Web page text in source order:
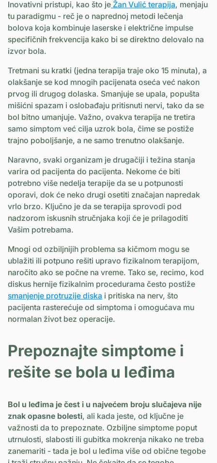
Inovativni pristupi, kao što je Žan Vulić terapija, menjaju
tu paradigmu - reč je o naprednoj metodi lečenja
bolova koja kombinuje laserske i električne impulse
specifičnih frekvencija kako bi se direktno delovalo na
izvor bola.
Tretmani su kratki (jedna terapija traje oko 15 minuta), a
olakšanje se kod mnogih pacijenata oseća već nakon
prvog ili drugog dolaska. Smanjuje se upala, popušta
mišićni spazam i oslobađaju pritisnuti nervi, tako da se
bol bitno umanjuje. Važno, ovakva terapija ne tretira
samo simptom već cilja uzrok bola, čime se postiže
trajno poboljšanje, a ne samo trenutno olakšanje.
Naravno, svaki organizam je drugačiji i težina stanja
varira od pacijenta do pacijenta. Nekome će biti
potrebno više nedelja terapije da se u potpunosti
oporavi, dok će neko drugi osetiti značajan napredak
vrlo brzo. Ključno je da se terapija sprovodi pod
nadzorom iskusnih stručnjaka koji će je prilagoditi
Vašim potrebama.
Mnogi od ozbiljnijih problema sa kičmom mogu se
ublažiti ili potpuno rešiti upravo fizikalnom terapijom,
naročito ako se počne na vreme. Tako se, recimo, kod
diskus hernije fizikalnim procedurama često postiže
smanjenje protruzije diska i pritiska na nerv, što
pacijenta rasterećuje od simptoma i omogućava mu
normalan život bez operacije.
Prepoznajte simptome i
rešite se bola u leđima
Bol u leđima je čest i u najvećem broju slučajeva nije
znak opasne bolesti, ali kada jeste, od ključne je
važnosti da to prepoznate. Ozbiljne simptome poput
utrnulosti, slabosti ili gubitka mokrenja nikako ne treba
zanemariti - tada je bol u leđima više od obične tegobe